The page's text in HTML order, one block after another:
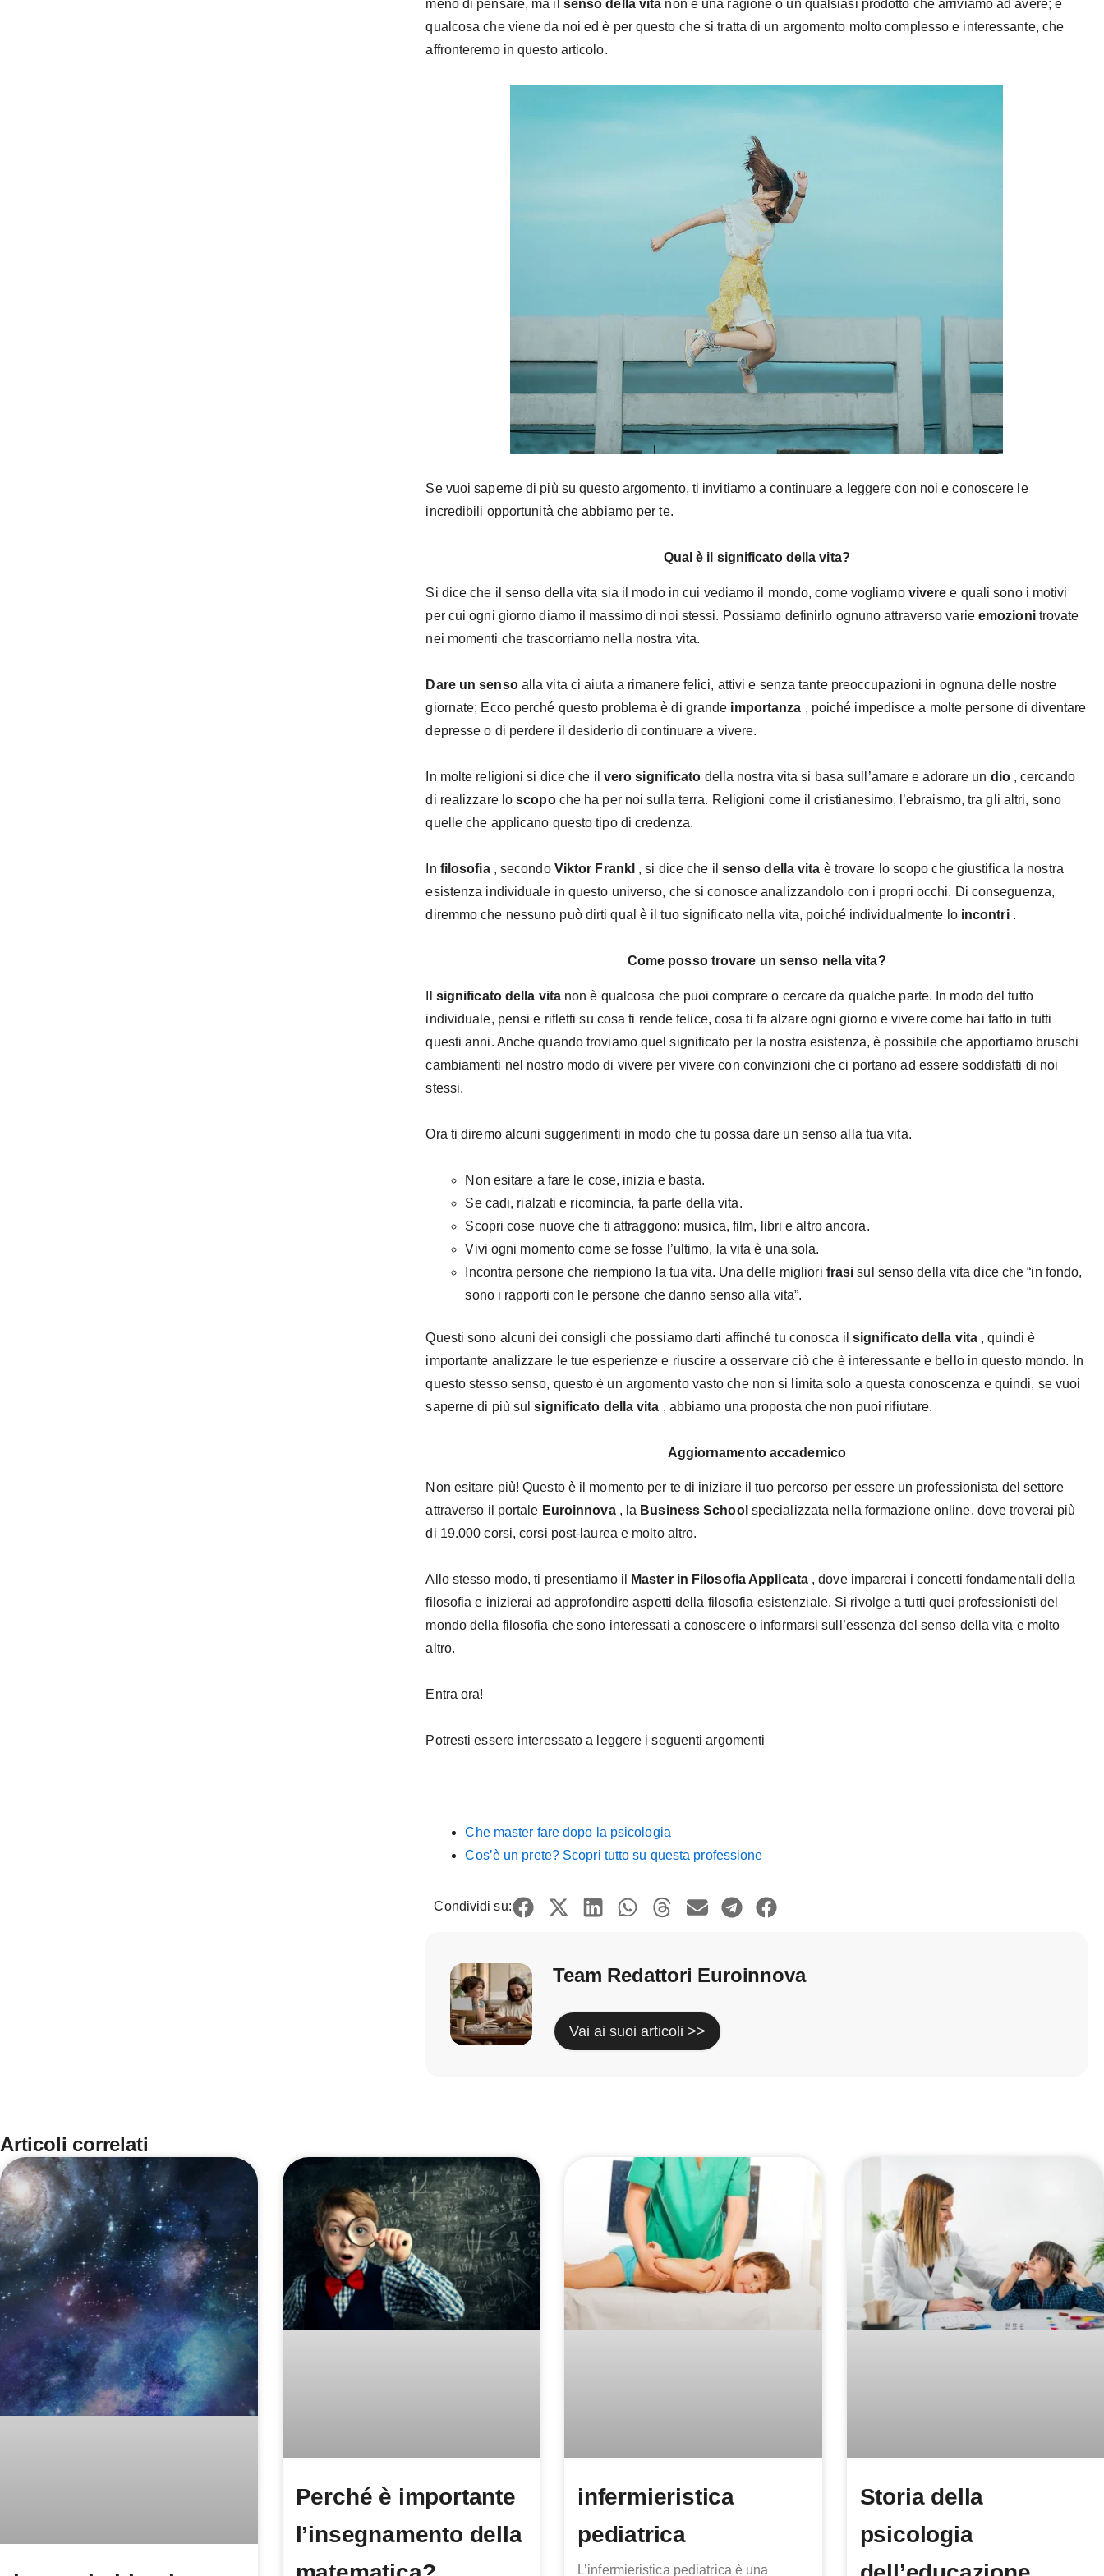
meno di pensare, ma il senso della vita non è una ragione o un qualsiasi prodotto che arriviamo ad avere; è
qualcosa che viene da noi ed è per questo che si tratta di un argomento molto complesso e interessante, che
affronteremo in questo articolo.
Se vuoi saperne di più su questo argomento, ti invitiamo a continuare a leggere con noi e conoscere le
incredibili opportunità che abbiamo per te.
Qual è il significato della vita?
Si dice che il senso della vita sia il modo in cui vediamo il mondo, come vogliamo vivere e quali sono i motivi
per cui ogni giorno diamo il massimo di noi stessi. Possiamo definirlo ognuno attraverso varie emozionitrovate
nei momenti che trascorriamo nella nostra vita.
Dare un sensoalla vita ci aiuta a rimanere felici, attivi e senza tante preoccupazioni in ognuna delle nostre
giornate; Ecco perché questo problema è di grande importanza , poiché impedisce a molte persone di diventare
depresse o di perdere il desiderio di continuare a vivere.
In molte religioni si dice che il vero significato della nostra vita si basa sull’amare e adorare un dio, cercando
di realizzare loscopoche ha per noi sulla terra. Religioni come il cristianesimo, l’ebraismo, tra gli altri, sono
quelle che applicano questo tipo di credenza.
In filosofia, secondo Viktor Frankl , si dice che il senso della vita è trovare lo scopo che giustifica la nostra
esistenza individuale in questo universo, che si conosce analizzandolo con i propri occhi. Di conseguenza,
diremmo che nessuno può dirti qual è il tuo significato nella vita, poiché individualmente lo incontri.
Come posso trovare un senso nella vita?
significato della vitanon è qualcosa che puoi comprare o cercare da qualche parte. In modo del tutto
individuale, pensi e rifletti su cosa ti rende felice, cosa ti fa alzare ogni giorno e vivere come hai fatto in tutti
questi anni. Anche quando troviamo quel significato per la nostra esistenza, è possibile che apportiamo bruschi
cambiamenti nel nostro modo di vivere per vivere con convinzioni che ci portano ad essere soddisfatti di noi
stessi.
Ora ti diremo alcuni suggerimenti in modo che tu possa dare un senso alla tua vita.
Non esitare a fare le cose, inizia e basta.
Se cadi, rialzati e ricomincia, fa parte della vita.
Scopri cose nuove che ti attraggono: musica, film, libri e altro ancora.
Vivi ogni momento come se fosse l’ultimo, la vita è una sola.
Incontra persone che riempiono la tua vita. Una delle migliori frasi sul senso della vita dice che “in fondo,
sono i rapporti con le persone che danno senso alla vita”.
Questi sono alcuni dei consigli che possiamo darti affinché tu conosca il significato della vita , quindi è
importante analizzare le tue esperienze e riuscire a osservare ciò che è interessante e bello in questo mondo. In
questo stesso senso, questo è un argomento vasto che non si limita solo a questa conoscenza e quindi, se vuoi
saperne di più sulsignificato della vita , abbiamo una proposta che non puoi rifiutare.
Aggiornamento accademico
Non esitare più! Questo è il momento per te di iniziare il tuo percorso per essere un professionista del settore
attraverso il portale Euroinnova, la Business School specializzata nella formazione online, dove troverai più
di 19.000 corsi, corsi post-laurea e molto altro.
Allo stesso modo, ti presentiamo il Master in Filosofia Applicata, dove imparerai i concetti fondamentali della
filosofia e inizierai ad approfondire aspetti della filosofia esistenziale. Si rivolge a tutti quei professionisti del
mondo della filosofia che sono interessati a conoscere o informarsi sull’essenza del senso della vita e molto
altro.
Entra ora!
Potresti essere interessato a leggere i seguenti argomenti
Che master fare dopo la psicologia
Cos’è un prete? Scopri tutto su questa professione
Condividi su:
Team Redattori Euroinnova
Vai ai suoi articoli >>
Articoli correlati
Perché è importante
l’insegnamento della
infermieristica
pediatrica
L’infermieristica pediatrica è una
Storia della
psicologia